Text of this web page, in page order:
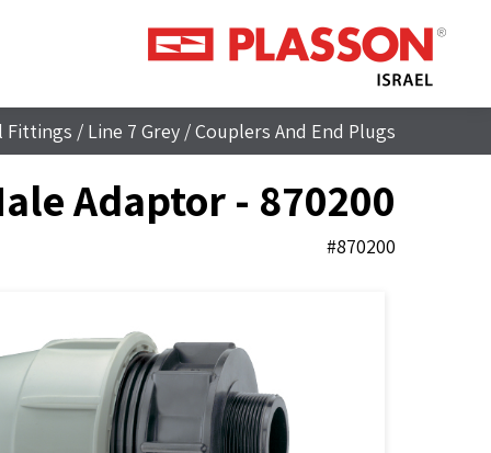
Fittings / Line 7 Grey /Couplers And End Plugs
Adaptor - 870200
#870200